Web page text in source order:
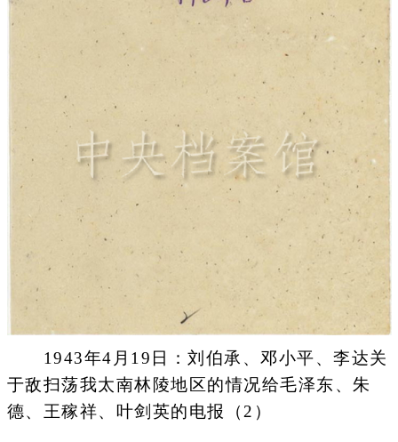
1943年4月19日：刘伯承、邓小平、李达关
于敌扫荡我太南林陵地区的情况给毛泽东、朱
德、王稼祥、叶剑英的电报（2）